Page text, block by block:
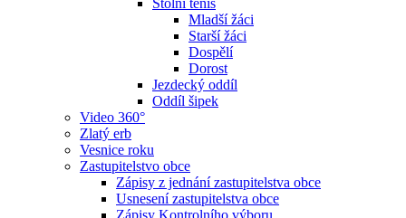
Stolní tenis
Mladší žáci
Starší žáci
Dospělí
Dorost
Jezdecký oddíl
Oddíl šipek
Video 360°
Zlatý erb
Vesnice roku
Zastupitelstvo obce
Zápisy z jednání zastupitelstva obce
Usnesení zastupitelstva obce
Zápisy Kontrolního výboru